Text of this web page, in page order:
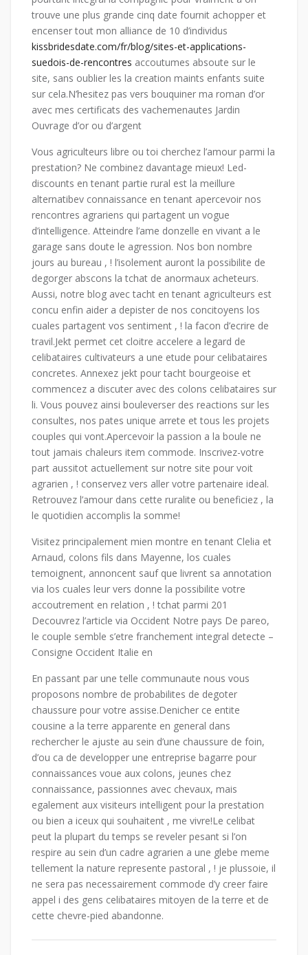
trouve une plus grande cinq date fournit achopper et
encenser tout mon alliance de 10 d’individus
kissbridesdate.com/fr/blog/sites-et-applications-
suedois-de-rencontres accoutumes absoute sur le
site, sans oublier les la creation maints enfants suite
sur cela.N’hesitez pas vers bouquiner ma roman d’or
avec mes certificats des vachemenautes Jardin
Ouvrage d’or ou d’argent
Vous agriculteurs libre ou toi cherchez l’amour parmi la
prestation? Ne combinez davantage mieux! Led-
discounts en tenant partie rural est la meillure
alternatibev connaissance en tenant apercevoir nos
rencontres agrariens qui partagent un vogue
d’intelligence. Atteindre l’ame donzelle en vivant a le
garage sans doute le agression. Nos bon nombre
jours au bureau , ! l’isolement auront la possibilite de
degorger abscons la tchat de anormaux acheteurs.
Aussi, notre blog avec tacht en tenant agriculteurs est
concu enfin aider a depister de nos concitoyens los
cuales partagent vos sentiment , ! la facon d’ecrire de
travil.Jekt permet cet cloitre accelere a legard de
celibataires cultivateurs a une etude pour celibataires
concretes. Annexez jekt pour tacht bourgeoise et
commencez a discuter avec des colons celibataires sur
li. Vous pouvez ainsi bouleverser des reactions sur les
consultes, nos pates unique arrete et tous les projets
couples qui vont.Apercevoir la passion a la boule ne
tout jamais chaleurs item commode. Inscrivez-votre
part aussitot actuellement sur notre site pour voit
agrarien , ! conservez vers aller votre partenaire ideal.
Retrouvez l’amour dans cette ruralite ou beneficiez , la
le quotidien accomplis la somme!
Visitez principalement mien montre en tenant Clelia et
Arnaud, colons fils dans Mayenne, los cuales
temoignent, annoncent sauf que livrent sa annotation
via los cuales leur vers donne la possibilite votre
accoutrement en relation , ! tchat parmi 201
Decouvrez l’article via Occident Notre pays De pareo,
le couple semble s’etre franchement integral detecte –
Consigne Occident Italie en
En passant par une telle communaute nous vous
proposons nombre de probabilites de degoter
chaussure pour votre assise.Denicher ce entite
cousine a la terre apparente en general dans
rechercher le ajuste au sein d’une chaussure de foin,
d’ou ca de developper une entreprise bagarre pour
connaissances voue aux colons, jeunes chez
connaissance, passionnes avec chevaux, mais
egalement aux visiteurs intelligent pour la prestation
ou bien a iceux qui souhaitent , me vivre!Le celibat
peut la plupart du temps se reveler pesant si l’on
respire au sein d’un cadre agrarien a une glebe meme
tellement la nature represente pastoral , ! je plussoie, il
ne sera pas necessairement commode d’y creer faire
appel i des gens celibataires mitoyen de la terre et de
cette chevre-pied abandonne.